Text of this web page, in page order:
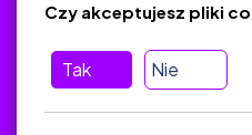
O platformie
Baza materiałów
Jak zostać autorem
Tak Nie
Czy akceptujesz pliki